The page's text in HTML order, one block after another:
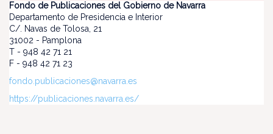
Fondo de Publicaciones del Gobierno de Navarra
Departamento de Presidencia e Interior
C/. Navas de Tolosa, 21
31002 - Pamplona
T - 948 42 71 21
F - 948 42 71 23
fondo.publicaciones@navarra.es
https://publicaciones.navarra.es/